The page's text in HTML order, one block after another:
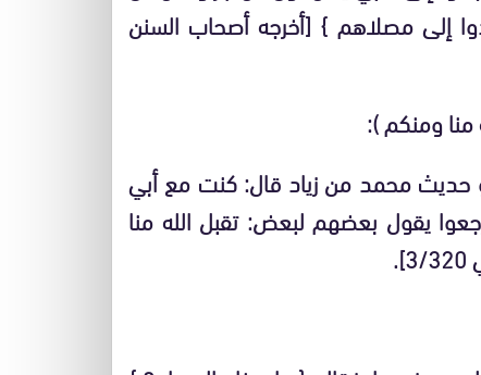
إلى مصلاهم } [أخرجه أصحاب السنن
منا ومنكم ):
حديث محمد من زياد قال: كنت مع أبي
يقول بعضهم لبعض: تقبل الله منا